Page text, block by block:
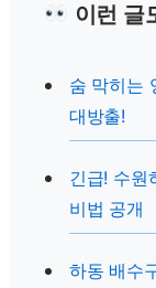
이런 글
숨 막히는
대방출!
긴급! 수원
비법 공개
하동 배수